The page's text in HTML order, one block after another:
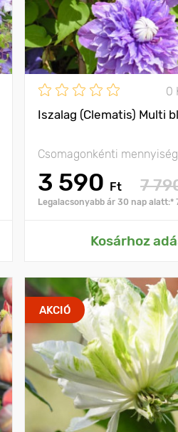
0
Iszalag (Clematis) Multi
Csomagonkénti
3 590 Ft 7
Legalacsonyabb ár 30 nap alatt:*
Kosárhoz
AKCIÓ